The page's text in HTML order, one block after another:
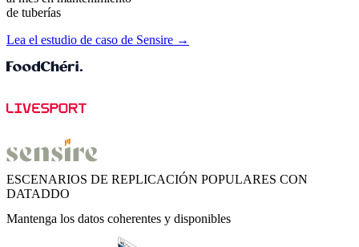
de tuberías
Lea el estudio de caso de Sensire →
ESCENARIOS DE REPLICACIÓN POPULARES CON
DATADDO
Mantenga los datos coherentes y disponibles